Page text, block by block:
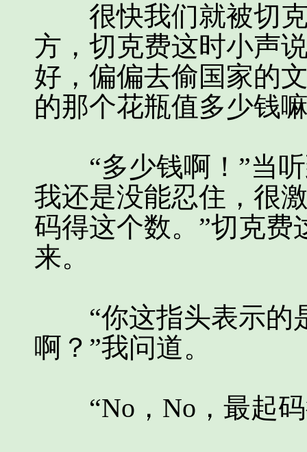
很快我们就被切克
方，切克费这时小声
好，偏偏去偷国家的
的那个花瓶值多少钱
“多少钱啊！”当听
我还是没能忍住，很
码得这个数。”切克
来。
“你这指头表示的
啊？”我问道。
“No，No，最起码